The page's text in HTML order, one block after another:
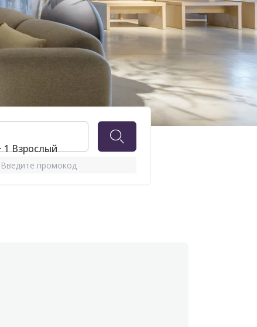
1 Взрослый
Введите промокод